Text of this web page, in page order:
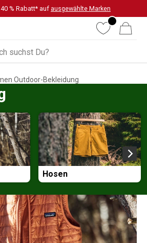
% Rabatt* auf ausgewählte Marken
WunschlisteWarenkorb
Outdoor-Bekleidung
Hosen